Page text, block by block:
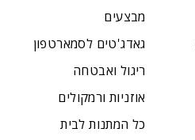
מבצעים
גאדג'טים לסמארטפון
ריגול ואבטחה
אוזניות ורמקולים
כל המתנות לבית